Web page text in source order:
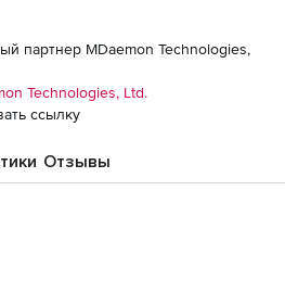
партнер MDaemon Technologies,
Technologies, Ltd.
ссылку
Отзывы